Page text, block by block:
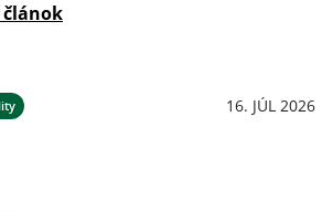
16. JÚL 2026